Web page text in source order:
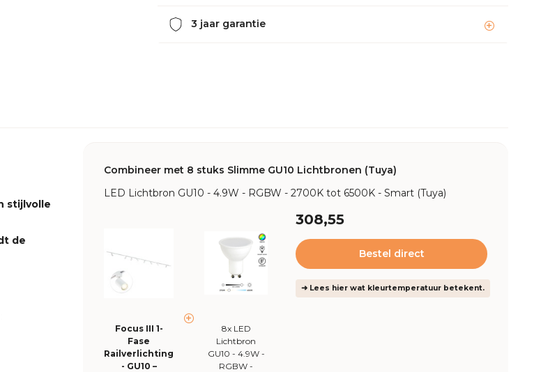
3 jaar garantie
stijlvolle
de
Combineer met 8 stuks Slimme GU10 Lichtbronen (Tuya)
LED Lichtbron GU10 - 4.9W - RGBW - 2700K tot 6500K - Smart (Tuya)
Focus III 1-
Fase
Railverlichting
- GU10 –
8x LED
Lichtbron
GU10 - 4.9W -
RGBW -
308,55
Bestel direct
➜ Lees hier wat kleurtemperatuur betekent.